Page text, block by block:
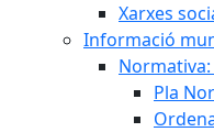
Xarxes
Informació
Pla